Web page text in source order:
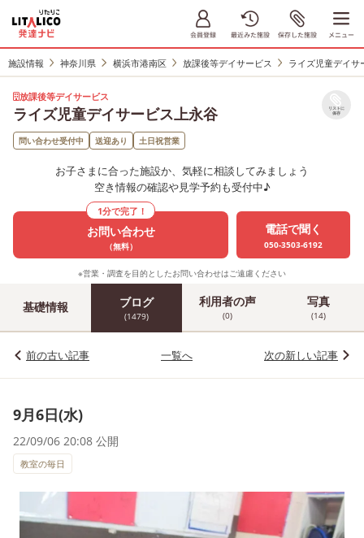
施設情報 神奈川県 横浜市港南区 放課後等デイサービス ライズ児童デイサ
放課後等デイサービス
ライズ児童デイサービス上永谷 リストに
保存
問い合わせ受付中 送迎あり 土日祝営業
お子さまに合った施設か、気軽に相談してみましょう
空き情報の確認や見学予約も受付中♪
1分で完了！
お問い合わせ
（無料）
電話で聞く
050-3503-6192
※営業・調査を目的としたお問い合わせはご遠慮ください
基礎情報 ブログ
(1479)
利用者の声
(0)
写真
(14)
前の古い記事 一覧へ 次の新しい記事
9月6日(水)
22/09/06 20:08 公開
教室の毎日